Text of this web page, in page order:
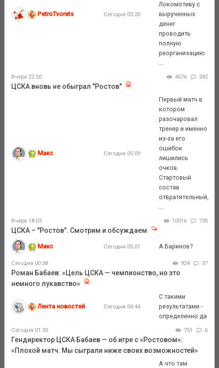
PetroTvorets Сегодня 05:20
Локомотиву с
вырученных
денег
проводить
полную
реорганизацию
...
Вчера 22:50 4676 242
ЦСКА вновь не обыграл "Ростов"
Макс Сегодня 05:09
Первый матч в
котором
разочаровал
тренер и именно
из-за его
ошибок
лишились
очков.
Стартовый
состав
отвратительный,
...
Вчера 18:03 10016 735
ЦСКА – "Ростов". Смотрим и обсуждаем
Макс Сегодня 05:01 А Баринов?
Сегодня 00:38 924 37
Роман Бабаев: «Цель ЦСКА — чемпионство, но это
немного лукавство»
Лента новостей Сегодня 04:44
С такими
результатами -
определенно да
Сегодня 01:33 751 6
Гендиректор ЦСКА Бабаев — об игре с «Ростовом»:
«Плохой матч. Мы сыграли ниже своих возможностей»
А что там